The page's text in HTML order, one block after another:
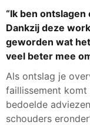
“Ik ben
Dankzij deze
geworden wat
veel beter mee
Als ontslag je
faillissement
bedoelde
schouders